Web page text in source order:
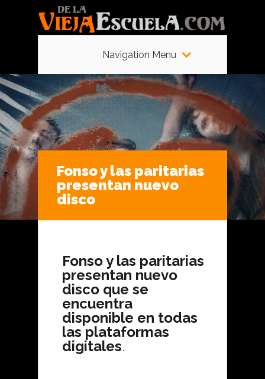
Navigation Menu
Fonso y las paritarias
presentan nuevo
disco
Fonso y las paritarias
presentan nuevo
disco que se
encuentra
disponible en todas
las plataformas
digitales.